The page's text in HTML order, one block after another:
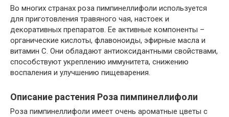
Во многих странах роза пимпинеллифоли используется
для приготовления травяного чая, настоек и
декоративных препаратов. Ее активные компоненты –
органические кислоты, флавоноиды, эфирные масла и
витамин C. Они обладают антиоксидантными свойствами,
способствуют укреплению иммунитета, снижению
воспаления и улучшению пищеварения.
Описание растения Роза пимпинеллифоли
Роза пимпинеллифоли имеет очень ароматные цветы с